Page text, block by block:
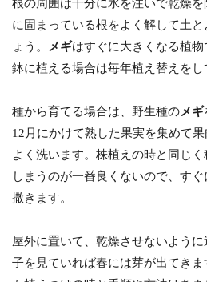
根の周囲は十分に水を注いで乾燥
に固まっている根をよく解して土
ょう。 メギはすぐに大きくなる植物
鉢に植える場合は毎年植え替えをし
種から育てる場合は、野生種のメギ
12月にかけて熟した果実を集めて
よく洗います。株植えの時と同じ
しまうのが一番良くないので、す
撒きます。
屋外に置いて、乾燥させないよう
子を見ていれば春には芽が出てきま